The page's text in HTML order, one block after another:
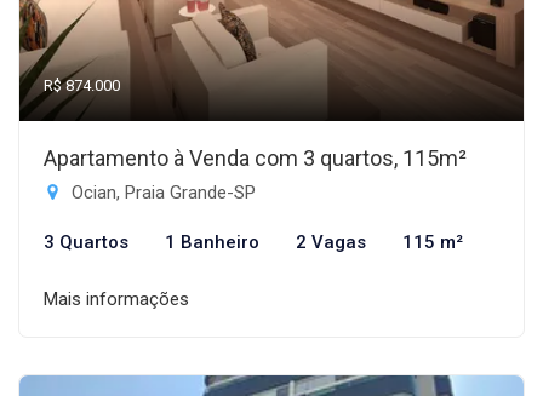
R$ 874.000
Apartamento à Venda com 3 quartos, 115m²
Ocian, Praia Grande-SP
3 Quartos 1 Banheiro 2 Vagas 115 m²
Mais informações